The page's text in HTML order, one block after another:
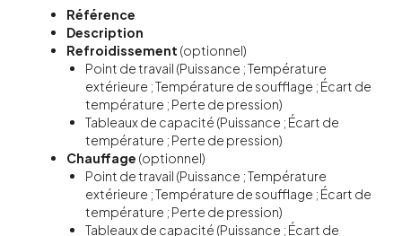
Référence
Description
Refroidissement (optionnel)
Point de travail (Puissance ; Température
extérieure ; Température de soufflage ; Écart de
température ; Perte de pression)
Tableaux de capacité (Puissance ; Écart de
température ; Perte de pression)
Chauffage (optionnel)
Point de travail (Puissance ; Température
extérieure ; Température de soufflage ; Écart de
température ; Perte de pression)
Tableaux de capacité (Puissance ; Écart de